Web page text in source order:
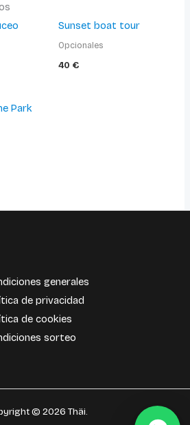
Sunset boat tour
Opcionales
40 €
Park
generales
de privacidad
de cookies
sorteo
© 2026 Thäi.